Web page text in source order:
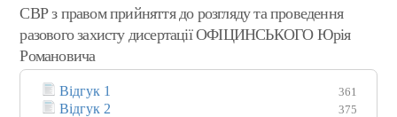
СВР з правом прийняття до розгляду та проведення
разового захисту дисертації ОФІЦИНСЬКОГО Юрія
Романовича
Відгук 1 361
Відгук 2 375